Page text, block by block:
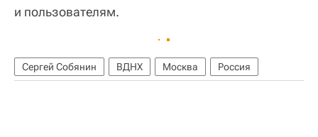
и пользователям.
Сергей Собянин ВДНХ Москва Россия